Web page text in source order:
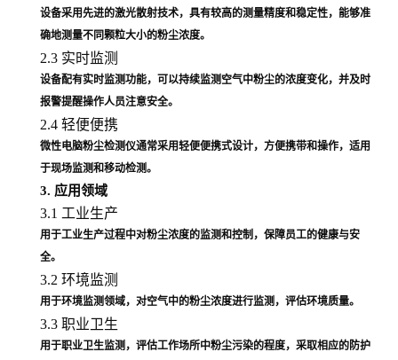
设备采用先进的激光散射技术，具有较高的测量精度和稳定性，能够准
确地测量不同颗粒大小的粉尘浓度。
2.3 实时监测
设备配有实时监测功能，可以持续监测空气中粉尘的浓度变化，并及时
报警提醒操作人员注意安全。
2.4 轻便便携
微性电脑粉尘检测仪通常采用轻便便携式设计，方便携带和操作，适用
于现场监测和移动检测。
3. 应用领域
3.1 工业生产
用于工业生产过程中对粉尘浓度的监测和控制，保障员工的健康与安
全。
3.2 环境监测
用于环境监测领域，对空气中的粉尘浓度进行监测，评估环境质量。
3.3 职业卫生
用于职业卫生监测，评估工作场所中粉尘污染的程度，采取相应的防护